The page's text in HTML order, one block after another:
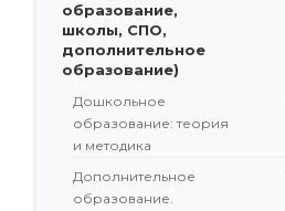
образование,
школы, СПО,
дополнительное
образование)
Дошкольное
образование: теория
и методика
Дополнительное
образование.